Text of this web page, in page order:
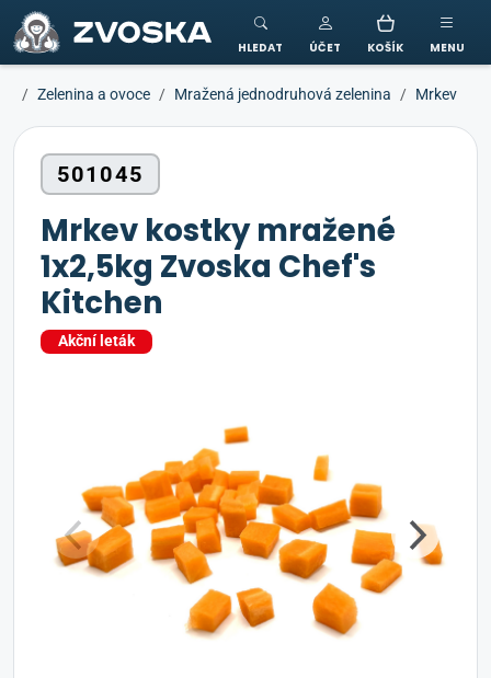
ZVOSKA
HLEDAT ÚČET KOŠÍK MENU
Zelenina a ovoce Mražená jednodruhová zelenina Mrkev
501045
Mrkev kostky mražené
1x2,5kg Zvoska Chef's
Kitchen
Akční leták